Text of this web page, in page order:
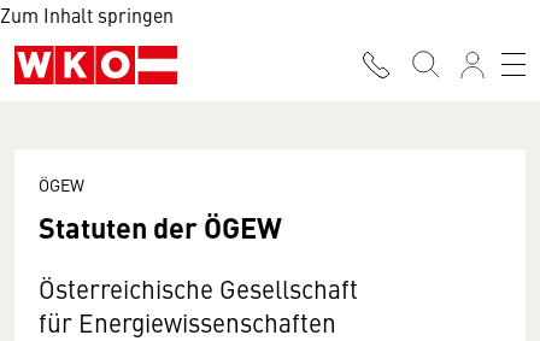
Zum Inhalt springen
ÖGEW
Statuten der ÖGEW
Österreichische Gesellschaft
für Energiewissenschaften